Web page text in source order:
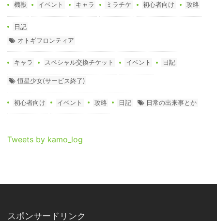
機獣 イベント キャラ ミラチケ 初心者向け 攻略
日記
オトギフロンティア
キャラ スペシャル交換チケット イベント 日記
恒星少女(サービス終了)
初心者向け イベント 攻略 日記 日常の出来事とか
Tweets by kamo_log
スポンサードリンク